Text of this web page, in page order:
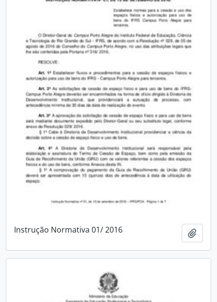
Instrução Normativa 01/ 2016